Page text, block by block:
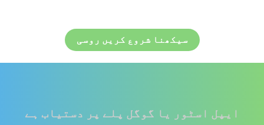
سیکھنا شروع کریں روسی
ایپل اسٹور یا گوگل پلے پر دستیاب ہے